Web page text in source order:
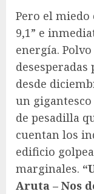
Pero el
9,1” e
energía.
desesperadas
desde
un gigantesco
de pesadilla
cuentan los
edificio
marginales.
Aruta – Nos